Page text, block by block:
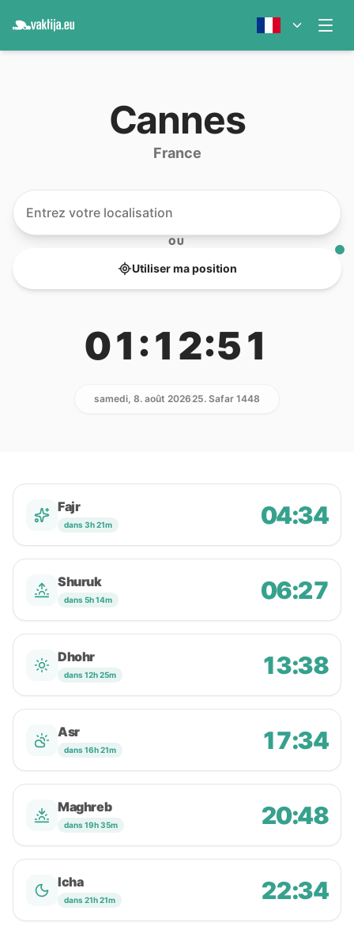
Cannes
France
OU
Utiliser ma position
01:12:51
samedi, 8. août 202625. Safar 1448
Fajr
dans 3h 21m 04:34
Shuruk
dans 5h 14m 06:27
Dhohr
dans 12h 25m 13:38
Asr
dans 16h 21m 17:34
Maghreb
dans 19h 35m 20:48
Icha
dans 21h 21m 22:34